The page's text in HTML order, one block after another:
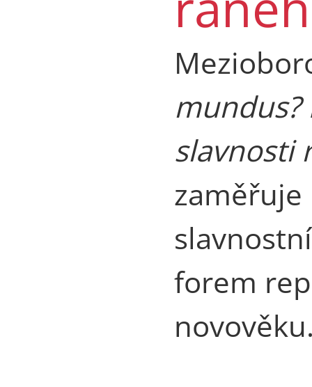
slavnosti
forem